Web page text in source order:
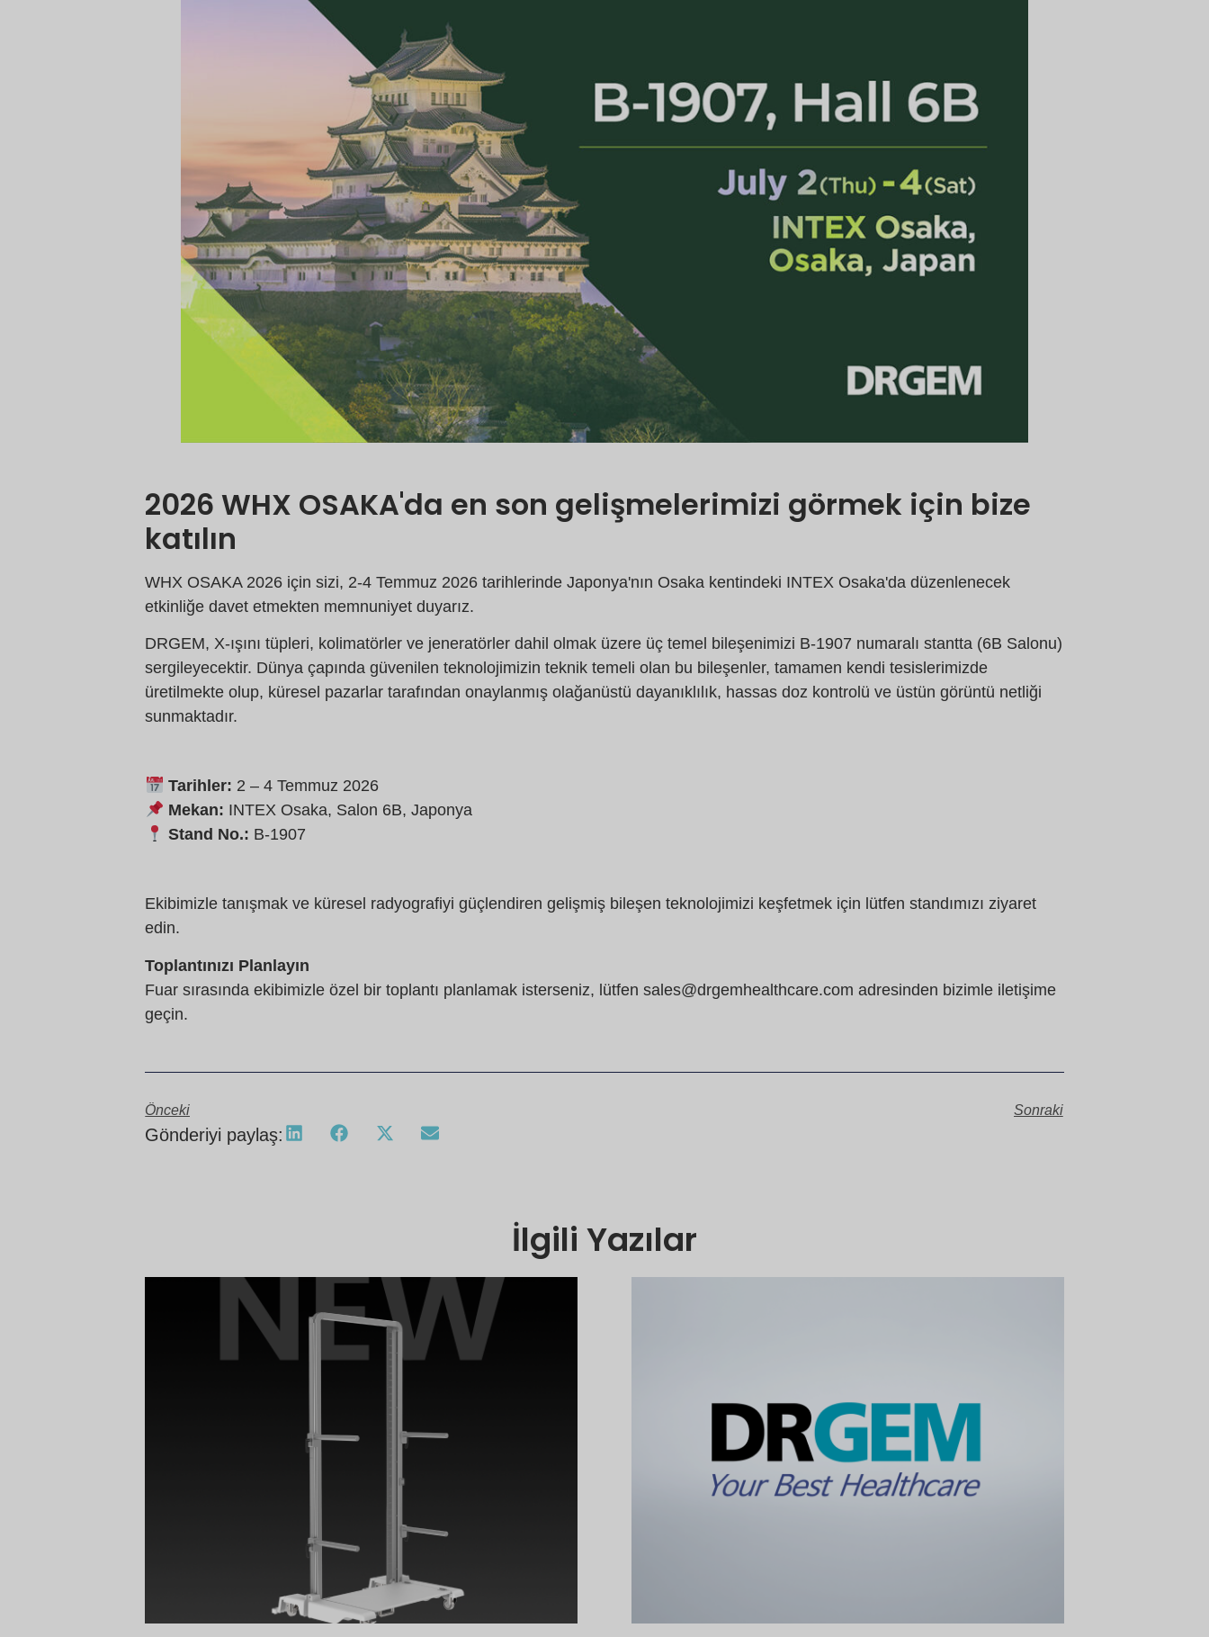
2026 WHX OSAKA'da en son gelişmelerimizi görmek için bize
katılın
WHX OSAKA 2026 için sizi, 2-4 Temmuz 2026 tarihlerinde Japonya'nın Osaka kentindeki INTEX Osaka'da düzenlenecek
etkinliğe davet etmekten memnuniyet duyarız.
DRGEM, X-ışını tüpleri, kolimatörler ve jeneratörler dahil olmak üzere üç temel bileşenimizi B-1907 numaralı stantta (6B Salonu)
sergileyecektir. Dünya çapında güvenilen teknolojimizin teknik temeli olan bu bileşenler, tamamen kendi tesislerimizde
üretilmekte olup, küresel pazarlar tarafından onaylanmış olağanüstü dayanıklılık, hassas doz kontrolü ve üstün görüntü netliği
sunmaktadır.
Tarihler: 2 – 4 Temmuz 2026
Mekan: INTEX Osaka, Salon 6B, Japonya
Stand No.: B-1907
Ekibimizle tanışmak ve küresel radyografiyi güçlendiren gelişmiş bileşen teknolojimizi keşfetmek için lütfen standımızı ziyaret
edin.
Toplantınızı Planlayın
Fuar sırasında ekibimizle özel bir toplantı planlamak isterseniz, lütfen sales@drgemhealthcare.com adresinden bizimle iletişime
geçin.
Önceki Sonraki
Gönderiyi paylaş:
İlgili Yazılar